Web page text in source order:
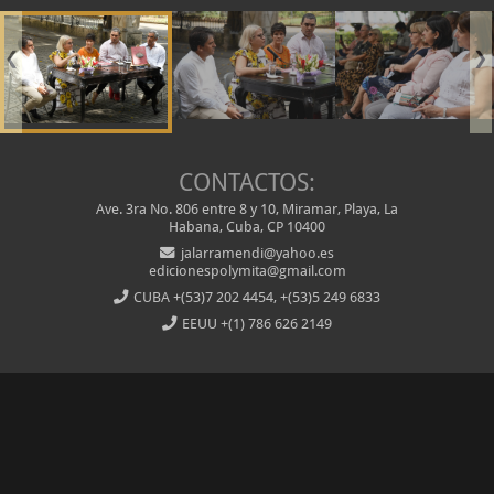
❮ ❯
CONTACTOS:
Ave. 3ra No. 806 entre 8 y 10, Miramar, Playa, La
Habana, Cuba, CP 10400
jalarramendi@yahoo.es
edicionespolymita@gmail.com
CUBA+(53)7 202 4454, +(53)5 249 6833
EEUU+(1) 786 626 2149